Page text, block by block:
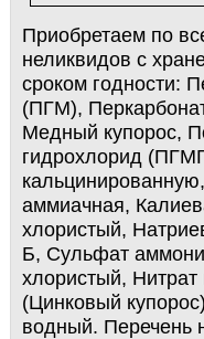
Приобретаем по
неликвидов с
сроком годности:
(ПГМ),
Медный купорос,
гидрохлорид
аммиачная,
хлористый,
Б, Сульфат
хлористый,
(Цинковый
водный. Перечень